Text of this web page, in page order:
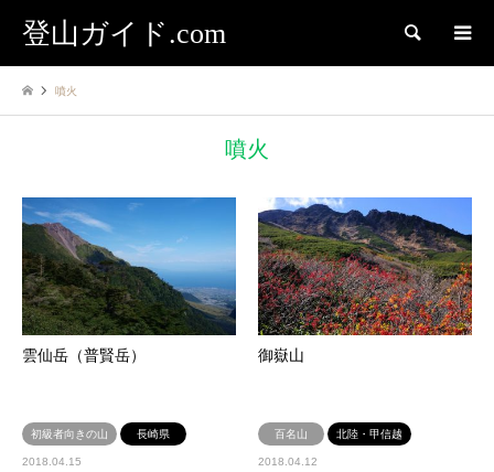
登山ガイド.com 検索
噴火
噴火
雲仙岳（普賢岳）
初級者向きの山 長崎県
2018.04.15
御嶽山
百名山 北陸・甲信越
2018.04.12